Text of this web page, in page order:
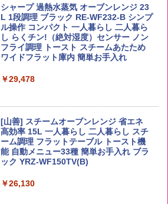
5kg 長野県産 令和7年産
￥3,980
【在庫処分価格】ももたろう印 無洗米 5
by Amazon 新潟県産 新潟のお米 無洗米
角瓶 2700ml サントリー ウイスキー ハ
イボール 大容量
￥6,063
￥4,930
容量 4リットル
麺 小腹 インスタント アウトドアにも ロ
ーリングストック 大人買い おやつカン
パニー
￥1,288
￥2,880
し 塩らーめん 108g×10袋 保存食 備蓄
シャープ 過熱水蒸気 オーブンレンジ 23
L 1段調理 ブラック RE-WF232-B シンプ
ル操作 コンパクト 一人暮らし 二人暮ら
し らくチン!（絶対湿度）センサー ノン
フライ調理 トースト スチームあたため
ワイドフラット庫内 簡単お手入れ
￥29,478
[山善] スチームオーブンレンジ 省エネ
高効率 15L 一人暮らし 二人暮らし スチ
ーム調理 フラットテーブル トースト機
能 自動メニュー33種 簡単お手入れ ブラ
ック YRZ-WF150TV(B)
￥26,130